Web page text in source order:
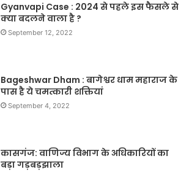
Gyanvapi Case : 2024 से पहले इस फैसले से
क्या बदलने वाला है ?
September 12, 2022
Bageshwar Dham : बागेश्वर धाम महाराज के
पास है ये चमत्कारी शक्तियां
September 4, 2022
कासगंज: वाणिज्य विभाग के अधिकारियों का
बड़ा गड़बड़झाला